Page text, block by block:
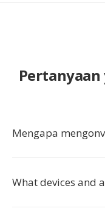
Mengapa
What devices and